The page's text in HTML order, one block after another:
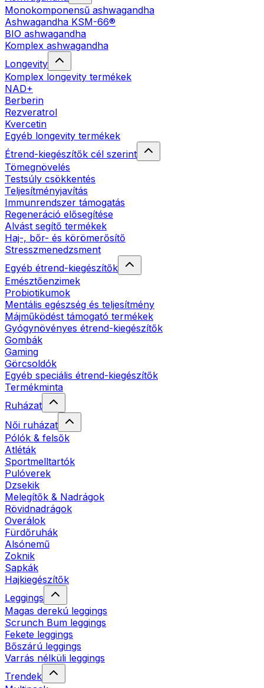
Monokomponensű ashwagandha
Ashwagandha KSM-66®
BIO ashwagandha
Komplex ashwagandha
Longevity
Komplex longevity termékek
NAD+
Berberin
Rezveratrol
Kvercetin
Egyéb longevity termékek
Étrend-kiegészítők cél szerint
Tömegnövelés
Testsúly csökkentés
Teljesítményjavítás
Immunrendszer támogatás
Regeneráció elősegítése
Alvást segítő termékek
Haj-, bőr- és körömerősítő
Stresszmenedzsment
Egyéb étrend-kiegészítők
Emésztőenzimek
Probiotikumok
Mentális egészség és teljesítmény
Májműködést támogató termékek
Gyógynövényes étrend-kiegészítők
Gombák
Gaming
Görcsoldók
Egyéb speciális étrend-kiegészítők
Termékminta
Ruházat
Női ruházat
Pólók & felsők
Atléták
Sportmelltartók
Pulóverek
Dzsekik
Melegítők & Nadrágok
Rövidnadrágok
Overálok
Fürdőruhák
Alsónemű
Zoknik
Sapkák
Hajkiegészítők
Leggings
Magas derekú leggings
Scrunch Bum leggings
Fekete leggings
Bőszárú leggings
Varrás nélküli leggings
Trendek